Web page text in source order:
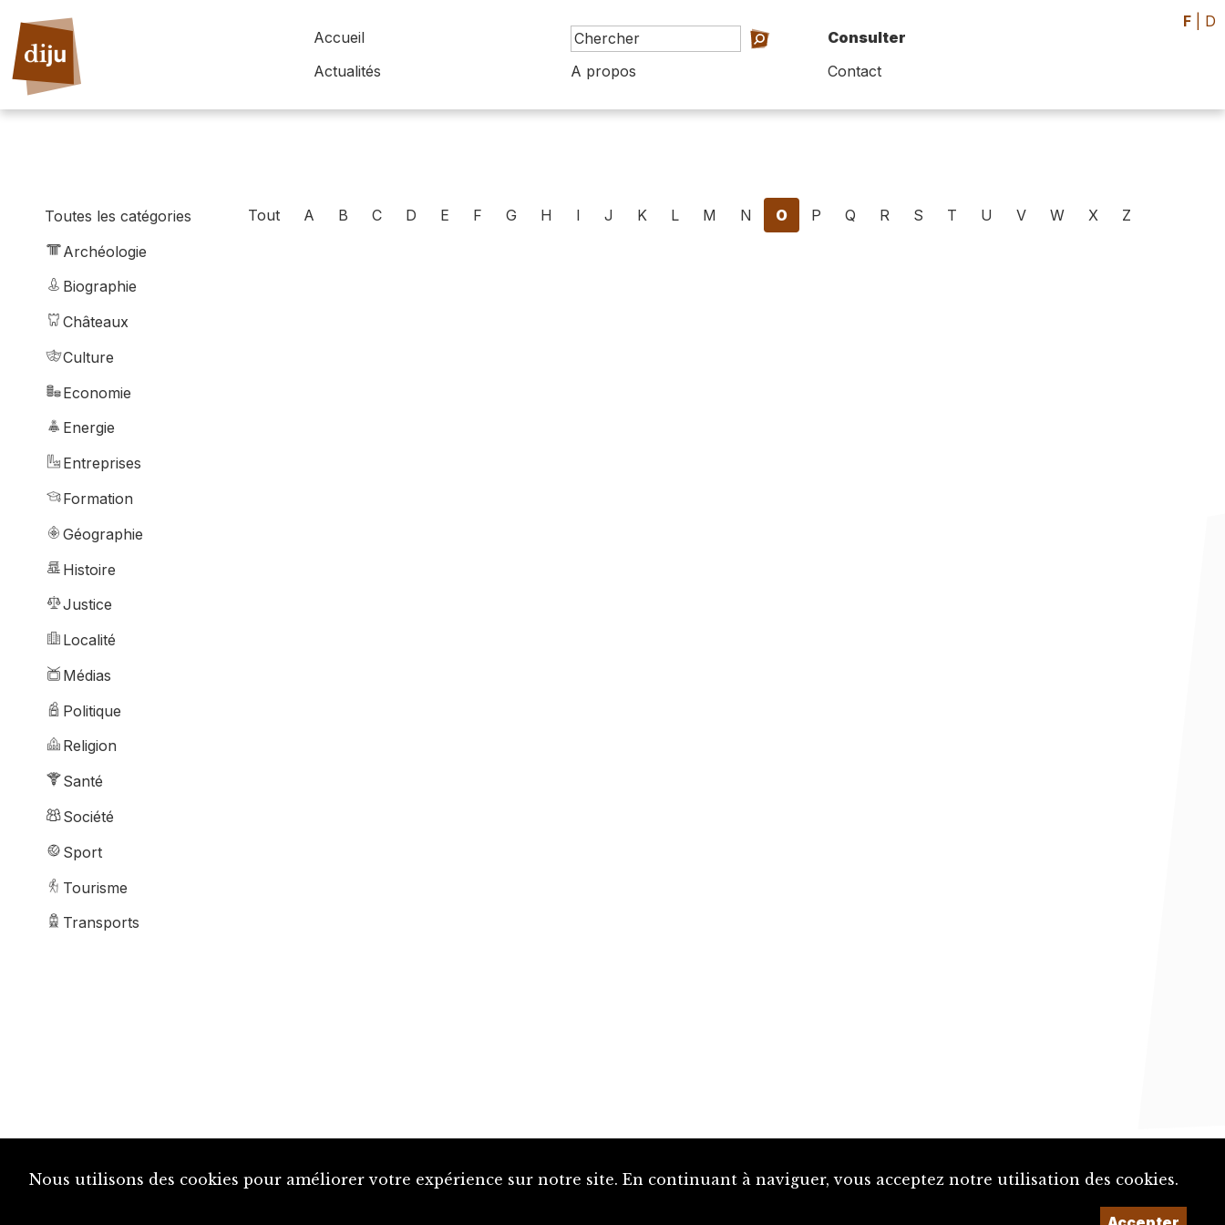
Accueil
Consulter
Actualités
A propos Contact
F D
Toutes les catégories
Archéologie
Biographie
Châteaux
Culture
Economie
Energie
Entreprises
Formation
Géographie
Histoire
Justice
Localité
Médias
Politique
Religion
Santé
Société
Sport
Tourisme
Transports
Tout A B C D E F G H I J K L M N O P Q R S T U V W X Z
Nous utilisons des cookies pour améliorer votre expérience sur notre site. En continuant à naviguer, vous acceptez notre utilisation des cookies.